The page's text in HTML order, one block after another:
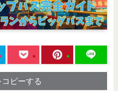
ピーする